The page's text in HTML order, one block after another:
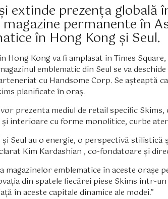
extinde prezența globală
permanente în
în Hong Kong și Seul.
Hong Kong va fi amplasat în Times
emblematic din Seul se va
cu Handsome Corp. Se așteaptă
planificate în oraș.
prezenta mediul de retail specific
interioare cu forme monolitice, curbe
și Seul au o energie, o perspectivă
Kim Kardashian , co-fondatoare și
magazinelor emblematice în aceste
din spatele fiecărei piese Skims într-
în aceste capitale dinamice ale modei.”